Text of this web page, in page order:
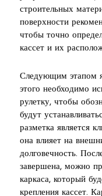
строительных
поверхности
чтобы точно
кассет и их
Следующим этапом
этого необходимо
рулетку, чтобы
будут
разметка является
она влияет на
долговечность.
завершена, можно
каркаса, который
крепления кассет.